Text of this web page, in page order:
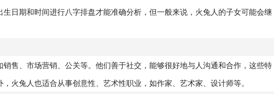
日期和时间进行八字排盘才能准确分析，但一般来说，火兔人的子女可能会继
售、市场营销、公关等。他们善于社交，能够很好地与人沟通和合作，这些特
火兔人也适合从事创意性、艺术性职业，如作家、艺术家、设计师等。